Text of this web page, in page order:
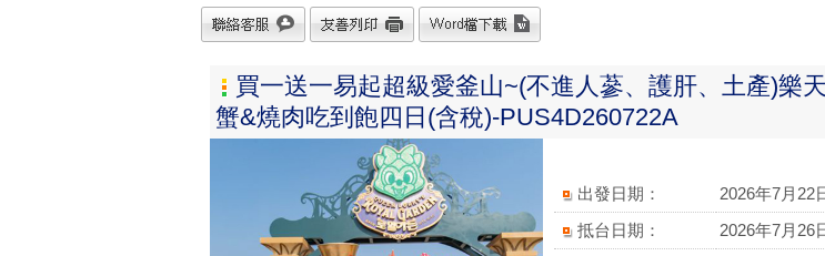
買一送一易起超級愛釜山~(不進人蔘、護肝、土產)樂
蟹&燒肉吃到飽四日(含稅)-PUS4D260722A
出發日期：
2026年7月22
抵台日期：
2026年7月26